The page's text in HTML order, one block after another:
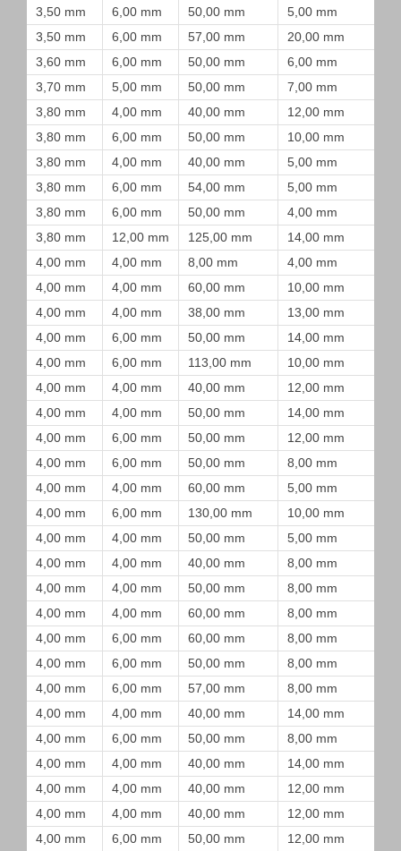
3,50 mm 6,00 mm 50,00 mm
5,00 mm
3,50 mm
6,00 mm 57,00 mm
20,00 mm
3,60 mm
6,00 mm 50,00 mm
6,00 mm
3,70 mm
5,00 mm 50,00 mm
7,00 mm
3,80 mm
4,00 mm 40,00 mm
12,00 mm
3,80 mm
6,00 mm 50,00 mm
10,00 mm
3,80 mm
4,00 mm 40,00 mm
5,00 mm
3,80 mm
6,00 mm 54,00 mm
5,00 mm
3,80 mm
6,00 mm 50,00 mm
4,00 mm
3,80 mm
12,00 mm 125,00 mm
14,00 mm
4,00 mm
4,00 mm 8,00 mm
4,00 mm
4,00 mm
4,00 mm 60,00 mm
10,00 mm
4,00 mm
4,00 mm 38,00 mm
13,00 mm
4,00 mm
6,00 mm 50,00 mm
14,00 mm
4,00 mm
6,00 mm 113,00 mm
10,00 mm
4,00 mm
4,00 mm 40,00 mm
12,00 mm
4,00 mm
4,00 mm 50,00 mm
14,00 mm
4,00 mm
6,00 mm 50,00 mm
12,00 mm
4,00 mm
6,00 mm 50,00 mm
8,00 mm
4,00 mm
4,00 mm 60,00 mm
5,00 mm
4,00 mm
6,00 mm 130,00 mm
10,00 mm
4,00 mm
4,00 mm 50,00 mm
5,00 mm
4,00 mm
4,00 mm 40,00 mm
8,00 mm
4,00 mm
4,00 mm 50,00 mm
8,00 mm
4,00 mm
4,00 mm 60,00 mm
8,00 mm
4,00 mm
6,00 mm 60,00 mm
8,00 mm
4,00 mm
6,00 mm 50,00 mm
8,00 mm
4,00 mm
6,00 mm 57,00 mm
8,00 mm
4,00 mm
4,00 mm 40,00 mm
14,00 mm
4,00 mm
6,00 mm 50,00 mm
8,00 mm
4,00 mm
4,00 mm 40,00 mm
14,00 mm
4,00 mm
4,00 mm 40,00 mm
12,00 mm
4,00 mm
4,00 mm 40,00 mm
12,00 mm
4,00 mm
6,00 mm 50,00 mm
12,00 mm